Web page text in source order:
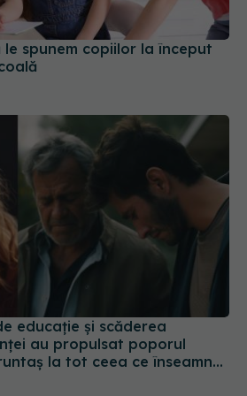
spunem copiilor la început
au propulsat poporul
la tot ceea ce înseamnă
nimic pentru nimeni"